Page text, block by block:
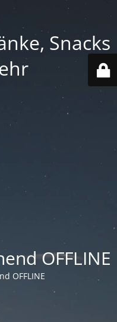
Snacks
OFFLINE
OFFLINE